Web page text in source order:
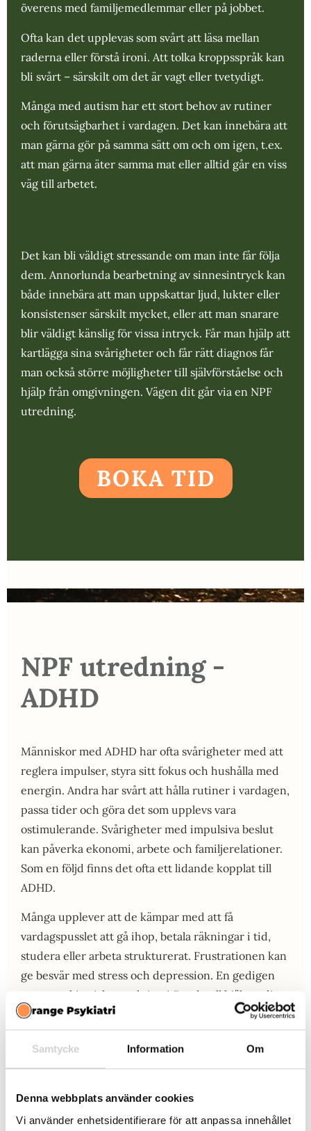
Samtycke Information Om
Denna webbplats använder cookies
Vi använder enhetsidentifierare för att anpassa innehållet
överens med familjemedlemmar eller på jobbet.
Ofta kan det upplevas som svårt att läsa mellan
raderna eller förstå ironi. Att tolka kroppsspråk kan
bli svårt – särskilt om det är vagt eller tvetydigt.
Många med autism har ett stort behov av rutiner
och förutsägbarhet i vardagen. Det kan innebära att
man gärna gör på samma sätt om och om igen, t.ex.
att man gärna äter samma mat eller alltid går en viss
väg till arbetet.
Det kan bli väldigt stressande om man inte får följa
dem. Annorlunda bearbetning av sinnesintryck kan
både innebära att man uppskattar ljud, lukter eller
konsistenser särskilt mycket, eller att man snarare
blir väldigt känslig för vissa intryck. Får man hjälp att
kartlägga sina svårigheter och får rätt diagnos får
man också större möjligheter till självförståelse och
hjälp från omgivningen. Vägen dit går via en NPF
utredning.
BOKA TID
NPF utredning -
ADHD
Människor med ADHD har ofta svårigheter med att
reglera impulser, styra sitt fokus och hushålla med
energin. Andra har svårt att hålla rutiner i vardagen,
passa tider och göra det som upplevs vara
ostimulerande. Svårigheter med impulsiva beslut
kan påverka ekonomi, arbete och familjerelationer.
Som en följd finns det ofta ett lidande kopplat till
ADHD.
Många upplever att de kämpar med att få
vardagspusslet att gå ihop, betala räkningar i tid,
studera eller arbeta strukturerat. Frustrationen kan
ge besvär med stress och depression. En gedigen
neuropsykiatrisk utredning i Sundsvall hjälper dig
att förstå ditt fungerande bättre, få rätt diagnos och
hjälp att hantera dina svårigheter. Hos oss kan du
även få hjälp med terapi och läkemedel som har god
effekt mot ADHD.